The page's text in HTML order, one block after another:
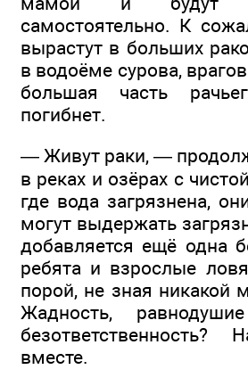
самостоятельно. К
вырастут в больших
в водоёме сурова,
большая часть
погибнет.
— Живут раки, —
в реках и озёрах с
где вода загрязнена,
могут выдержать
добавляется ещё одна
ребята и взрослые
порой, не зная никакой
Жадность,
безответственность?
вместе.